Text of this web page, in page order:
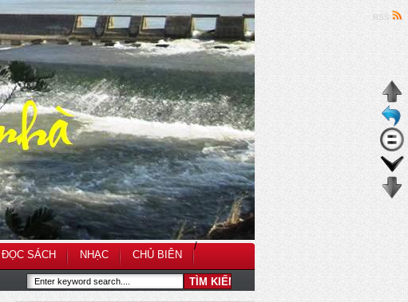
/
ĐỌC SÁCH NHẠC CHỦ BIÊN
RSS